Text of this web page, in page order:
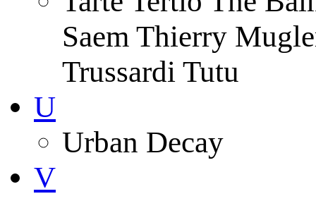
Saem Thierry
Trussardi Tutu
U
Urban Decay
V